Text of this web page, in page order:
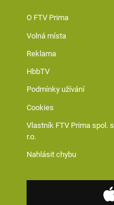
O FTV Prima
Volná místa
Reklama
HbbTV
Podmínky užívání
Cookies
Vlastník FTV Prima spol. s
r.o.
Nahlásit chybu